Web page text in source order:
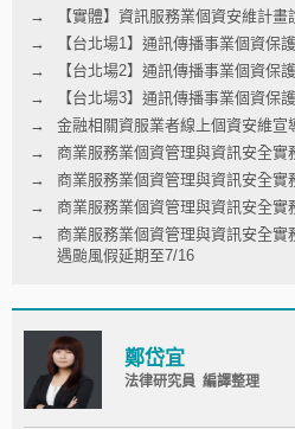
【實體】資訊服務業個資安維計
【台北場1】通訊傳播事業個資保
【台北場2】通訊傳播事業個資保
【台北場3】通訊傳播事業個資保
金融相關資服業者線上個資安維宣
商業服務業個資管理與資訊安全實
商業服務業個資管理與資訊安全實
商業服務業個資管理與資訊安全實
商業服務業個資管理與資訊安全
遇颱風假延期至7/16
鄭岱宜
法律研究員 編譯整理